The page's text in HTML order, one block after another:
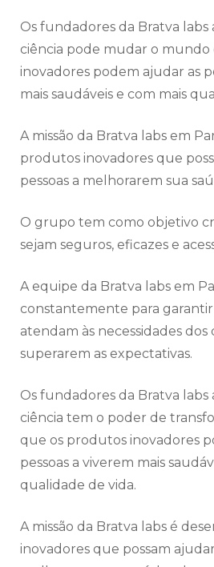
Os fundadores da Bratva
ciência pode mudar o
inovadores podem ajudar as
mais saudáveis e com mais
A missão da Bratva labs em
produtos inovadores que
pessoas a melhorarem sua
O grupo tem como objetivo
sejam seguros, eficazes e
A equipe da Bratva labs em
constantemente para
atendam às necessidades dos
superarem as expectativas.
Os fundadores da Bratva
ciência tem o poder de
que os produtos inovadores
pessoas a viverem mais
qualidade de vida.
A missão da Bratva labs é
inovadores que possam ajudar